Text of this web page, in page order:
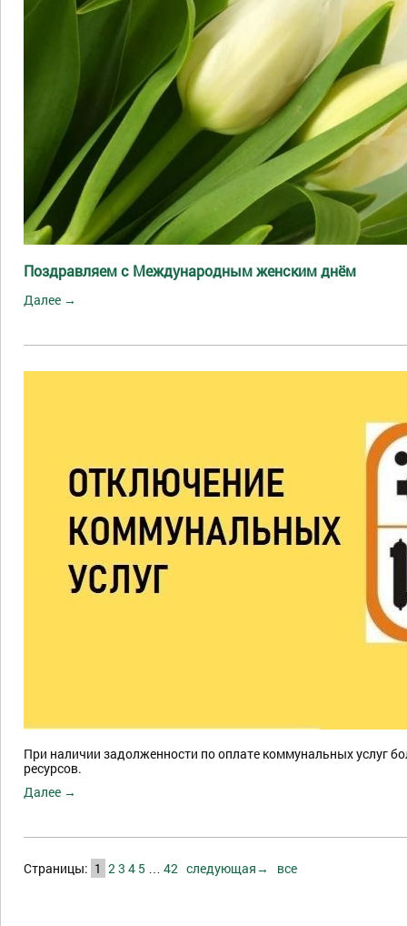
Поздравляем с Международным женским днём
Далее →
При наличии задолженности по оплате коммунальных услуг
ресурсов.
Далее →
Страницы: 1 2 3 4 5 42 следующая→ все